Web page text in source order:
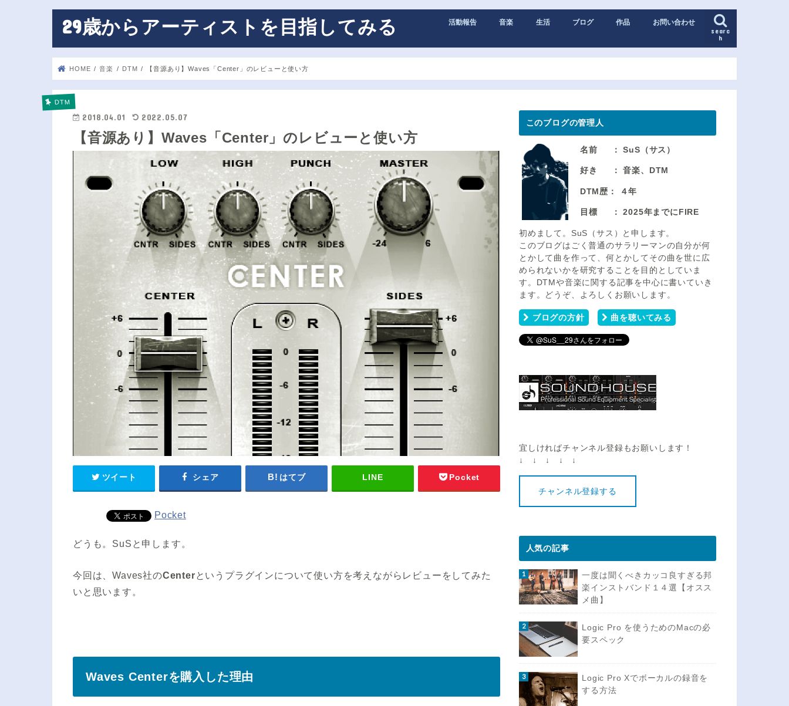
29歳からアーティストを目指してみる
searc
h
活動報告 音楽 生活 ブログ 作品 お問い合わせ
HOME 音楽 DTM 【音源あり】Waves「Center」のレビューと使い方
DTM
2018.04.01 2022.05.07
【音源あり】Waves「Center」のレビューと使い方
ツイート シェア はてブ LINE Pocket
Pocket
どうも。SuSと申します。
今回は、Waves社のCenterというプラグインについて使い方を考えながらレビューをしてみた
いと思います。
Waves Centerを購入した理由
このブログの管理人
名前 ： SuS（サス）
好き ： 音楽、DTM
DTM歴： ４年
目標 ： 2025年までにFIRE
初めまして。SuS（サス）と申します。
このブログはごく普通のサラリーマンの自分が何
とかして曲を作って、何とかしてその曲を世に広
められないかを研究することを目的としていま
す。DTMや音楽に関する記事を中心に書いていき
ます。どうぞ、よろしくお願いします。
ブログの方針 曲を聴いてみる
宜しければチャンネル登録もお願いします！
↓ ↓ ↓ ↓ ↓
チャンネル登録する
人気の記事
一度は聞くべきカッコ良すぎる邦
楽インストバンド１４選【オスス
メ曲】
Logic Pro を使うためのMacの必
要スペック
Logic Pro Xでボーカルの録音を
する方法